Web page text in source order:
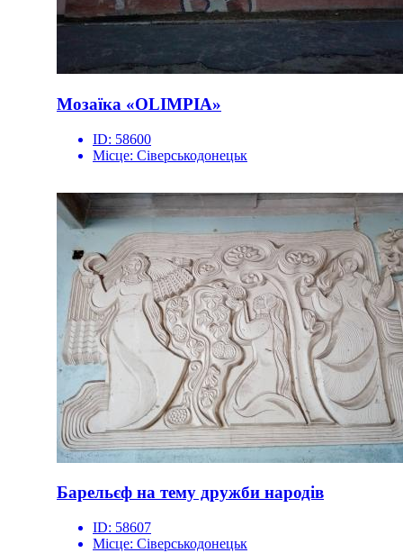
Мозаїка «OLIMPIA»
ID: 58600
Місце: Сіверськодонецьк
Барельєф на тему дружби народів
ID: 58607
Місце: Сіверськодонецьк